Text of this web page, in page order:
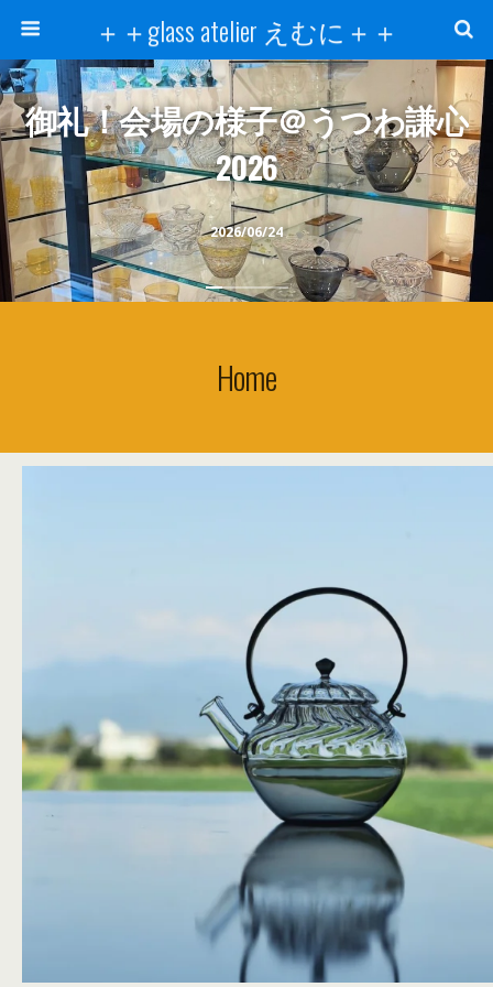
＋＋glass atelier えむに＋＋
2026/06/24
御礼！会場の様子＠うつわ謙心
2026
Home